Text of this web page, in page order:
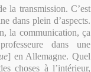
la transmission. C’est
dans plein d’aspects.
la communication, ça
dans une
] en Allemagne. Quel
choses à l’intérieur,